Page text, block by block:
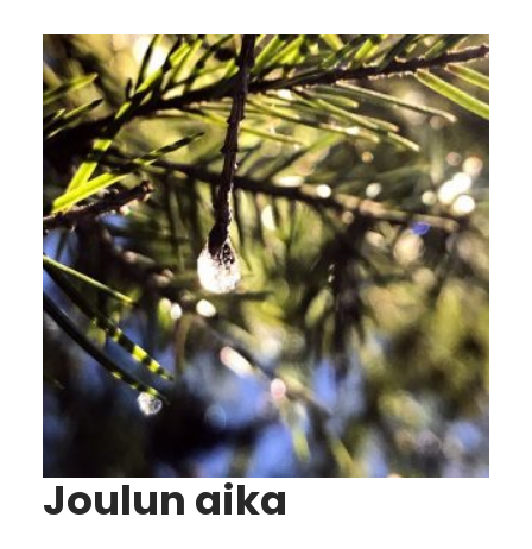
Joulun aika